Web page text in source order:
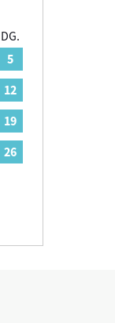
DG.
5
12
19
26